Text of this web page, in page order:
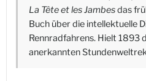
La Tête et les Jambesdas
Buch über die intellektuelle
Rennradfahrens. Hielt 1893
anerkannten